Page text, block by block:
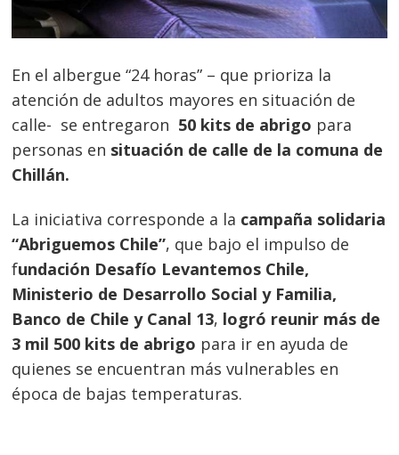
En el albergue “24 horas” – que prioriza la
atención de adultos mayores en situación de
calle- se entregaron 50 kits de abrigo para
personas en situación de calle de la comuna de
Chillán.
La iniciativa corresponde a la campaña solidaria
“Abriguemos Chile”, que bajo el impulso de
fundación Desafío Levantemos Chile,
Ministerio de Desarrollo Social y Familia,
Banco de Chile y Canal 13, logró reunir más de
3 mil 500 kits de abrigo para ir en ayuda de
quienes se encuentran más vulnerables en
época de bajas temperaturas.